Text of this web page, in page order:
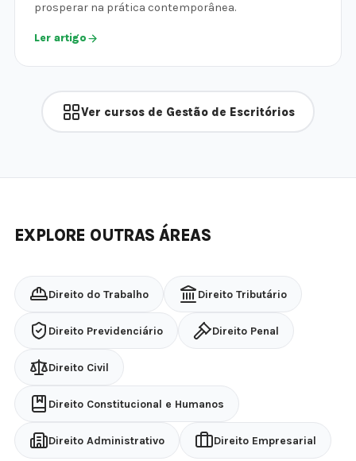
prosperar na prática contemporânea.
Ler artigo
Ver cursos de Gestão de Escritórios
EXPLORE OUTRAS ÁREAS
Direito do Trabalho Direito Tributário
Direito Previdenciário Direito Penal
Direito Civil
Direito Constitucional e Humanos
Direito Administrativo Direito Empresarial